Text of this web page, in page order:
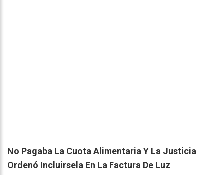
No Pagaba La Cuota Alimentaria Y La Justicia
Ordenó Incluirsela En La Factura De Luz